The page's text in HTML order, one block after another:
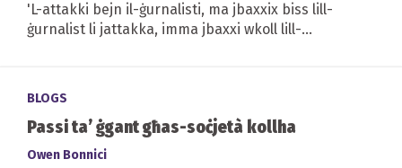
'L-attakki bejn il-ġurnalisti, ma jbaxxix biss lill-
ġurnalist li jattakka, imma jbaxxi wkoll lill-
BLOGS
Passi ta’ ġgant għas-soċjetà kollha
Owen Bonnici